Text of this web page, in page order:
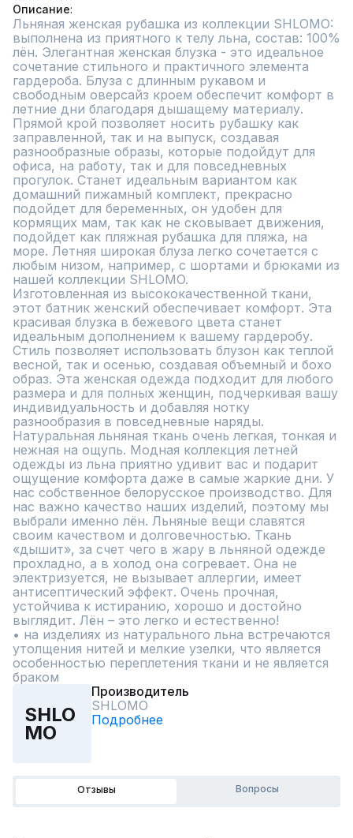
Описание
Льняная женская рубашка из коллекции SHLOMO:
выполнена из приятного к телу льна, состав: 100%
лён. Элегантная женская блузка - это идеальное
сочетание стильного и практичного элемента
гардероба. Блуза с длинным рукавом и
свободным оверсайз кроем обеспечит комфорт в
летние дни благодаря дышащему материалу.
Прямой крой позволяет носить рубашку как
заправленной, так и на выпуск, создавая
разнообразные образы, которые подойдут для
офиса, на работу, так и для повседневных
прогулок. Станет идеальным вариантом как
домашний пижамный комплект, прекрасно
подойдет для беременных, он удобен для
кормящих мам, так как не сковывает движения,
подойдет как пляжная рубашка для пляжа, на
море. Летняя широкая блуза легко сочетается с
любым низом, например, с шортами и брюками из
нашей коллекции SHLOMO.
Изготовленная из высококачественной ткани,
этот батник женский обеспечивает комфорт. Эта
красивая блузка в бежевого цвета станет
идеальным дополнением к вашему гардеробу.
Стиль позволяет использовать блузон как теплой
весной, так и осенью, создавая объемный и бохо
образ. Эта женская одежда подходит для любого
размера и для полных женщин, подчеркивая вашу
индивидуальность и добавляя нотку
разнообразия в повседневные наряды.
Натуральная льняная ткань очень легкая, тонкая и
нежная на ощупь. Модная коллекция летней
одежды из льна приятно удивит вас и подарит
ощущение комфорта даже в самые жаркие дни. У
нас собственное белорусское производство. Для
нас важно качество наших изделий, поэтому мы
выбрали именно лён. Льняные вещи славятся
своим качеством и долговечностью. Ткань
«дышит», за счет чего в жару в льняной одежде
прохладно, а в холод она согревает. Она не
электризуется, не вызывает аллергии, имеет
антисептический эффект. Очень прочная,
устойчива к истиранию, хорошо и достойно
выглядит. Лён – это легко и естественно!
• на изделиях из натурального льна встречаются
утолщения нитей и мелкие узелки, что является
особенностью переплетения ткани и не является
браком
SHLO
MO
Производитель
SHLOMO
Подробнее
Отзывы Вопросы